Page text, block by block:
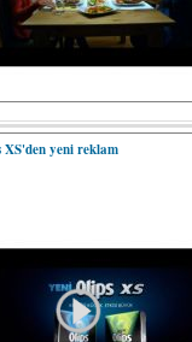
XS'den yeni reklam